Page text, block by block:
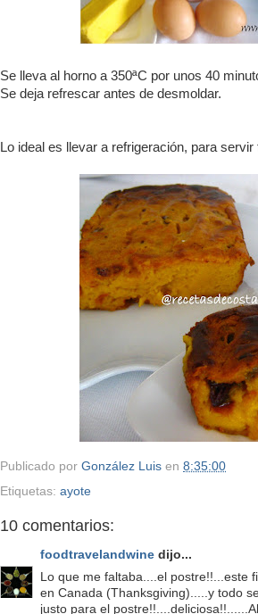
Se lleva al horno a 350ªC por unos 40
Se deja refrescar antes de desmoldar.
Lo ideal es llevar a refrigeración, para
Publicado por González Luis en 8:35:00
Etiquetas: ayote
10 comentarios:
foodtravelandwine dijo...
Lo que me faltaba....el postre!!...este
en Canada (Thanksgiving).....y todo
justo para el